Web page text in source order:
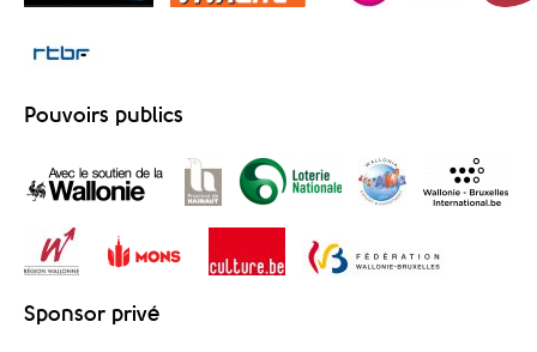
Pouvoirs publics
Sponsor privé